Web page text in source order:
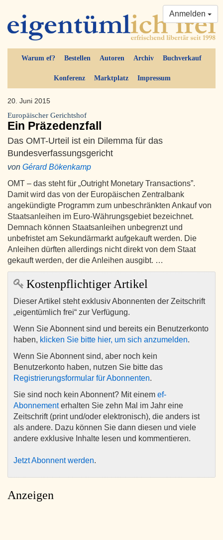
Warum ef? Bestellen Autoren Archiv Buchverkauf
Konferenz Marktplatz Impressum
Anmelden
20. Juni 2015
Europäischer Gerichtshof
Ein Präzedenzfall
Das OMT-Urteil ist ein Dilemma für das
Bundesverfassungsgericht
von Gérard Bökenkamp
OMT – das steht für „Outright Monetary Transactions”.
Damit wird das von der Europäischen Zentralbank
angekündigte Programm zum unbeschränkten Ankauf von
Staatsanleihen im Euro-Währungsgebiet bezeichnet.
Demnach können Staatsanleihen unbegrenzt und
unbefristet am Sekundärmarkt aufgekauft werden. Die
Anleihen dürften allerdings nicht direkt von dem Staat
gekauft werden, der die Anleihen ausgibt. …
Kostenpflichtiger Artikel
Dieser Artikel steht exklusiv Abonnenten der Zeitschrift
„eigentümlich frei“ zur Verfügung.
Wenn Sie Abonnent sind und bereits ein Benutzerkonto
haben, klicken Sie bitte hier, um sich anzumelden.
Wenn Sie Abonnent sind, aber noch kein
Benutzerkonto haben, nutzen Sie bitte das
Registrierungsformular für Abonnenten.
Sie sind noch kein Abonnent? Mit einem ef-
Abonnementerhalten Sie zehn Mal im Jahr eine
Zeitschrift (print und/oder elektronisch), die anders ist
als andere. Dazu können Sie dann diesen und viele
andere exklusive Inhalte lesen und kommentieren.
Jetzt Abonnent werden.
Anzeigen